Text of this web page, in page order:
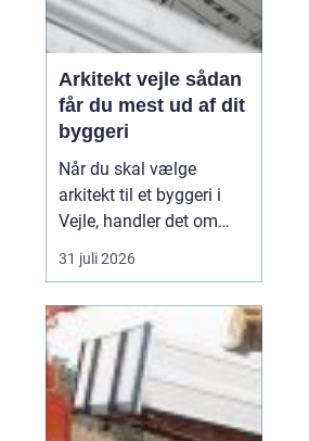
Arkitekt vejle sådan
får du mest ud af dit
byggeri
Når du skal vælge
arkitekt til et byggeri i
Vejle, handler det om
meget mere end flotte
streger på papir. En
dig med at skabe
rammerne for
hverdagen, udnytte
grunden optimalt og
undgå dyre fejltagelser
31 juli 2026